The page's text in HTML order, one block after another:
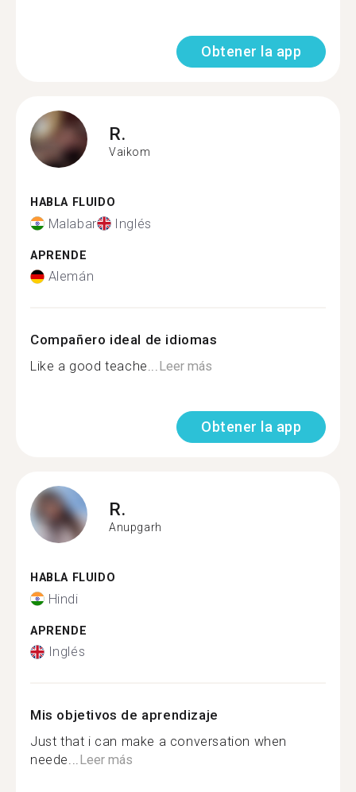
Obtener la app
R.
Vaikom
HABLA FLUIDO
Malabar Inglés
APRENDE
Alemán
Compañero ideal de idiomas
Like a good teache...Leer más
Obtener la app
R.
Anupgarh
HABLA FLUIDO
Hindi
APRENDE
Inglés
Mis objetivos de aprendizaje
Just that i can make a conversation when
neede...Leer más